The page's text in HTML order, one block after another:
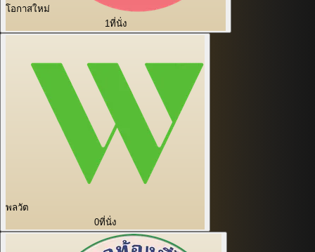
โอกาสใหม่
1ที่นั่ง
พลวัต
0ที่นั่ง